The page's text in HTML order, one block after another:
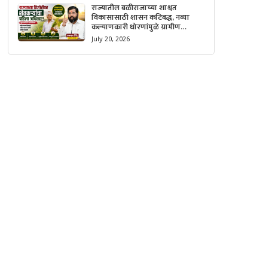
राज्यातील बळीराजाच्या शाश्वत
विकासासाठी शासन कटिबद्ध, नव्या
कल्याणकारी धोरणांमुळे ग्रामीण
अर्थव्यवस्थेला मिळणार मोठी गती.
July 20, 2026